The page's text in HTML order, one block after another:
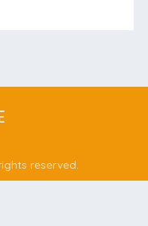
reserved.